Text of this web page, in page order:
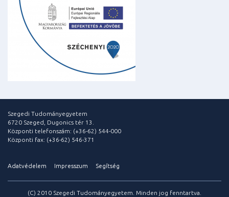
Szegedi Tudományegyetem
6720 Szeged, Dugonics tér 13.
Központi telefonszám: (+36-62) 544-000
Központi fax: (+36-62) 546-371
Adatvédelem Impresszum Segítség
(C) 2010 Szegedi Tudományegyetem. Minden jog fenntartva.